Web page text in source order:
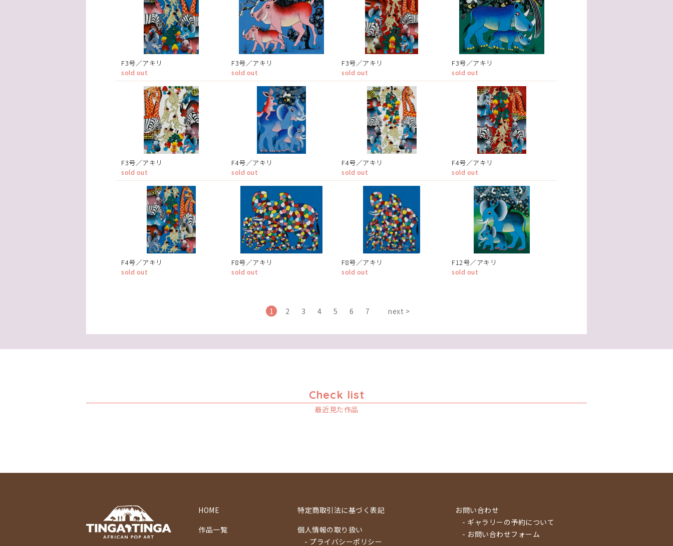
F3号／アキリ
sold out
F3号／アキリ
sold out
F3号／アキリ
sold out
F3号／アキリ
sold out
F3号／アキリ
sold out
F4号／アキリ
sold out
F4号／アキリ
sold out
F4号／アキリ
sold out
F4号／アキリ
sold out
F8号／アキリ
sold out
F8号／アキリ
sold out
F12号／アキリ
sold out
1 2 3 4 5 6 7 next >
Check list
最近見た作品
HOME
作品一覧
特定商取引法に基づく表記
個人情報の取り扱い
- プライバシーポリシー
お問い合わせ
- ギャラリーの予約について
- お問い合わせフォーム